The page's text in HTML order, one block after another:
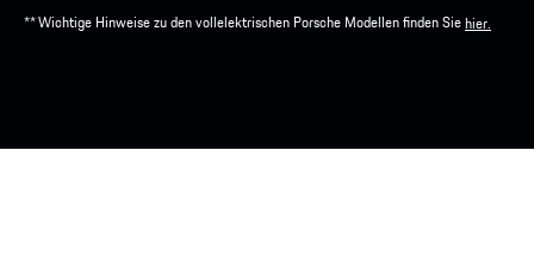
** Wichtige Hinweise zu den vollelektrischen Porsche Modellen finden Siehier.